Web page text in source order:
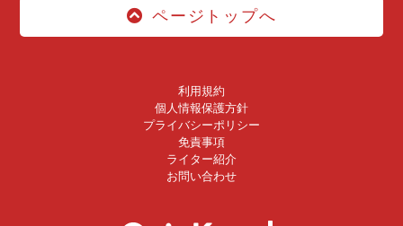
ページトップへ
利用規約
個人情報保護方針
プライバシーポリシー
免責事項
ライター紹介
お問い合わせ